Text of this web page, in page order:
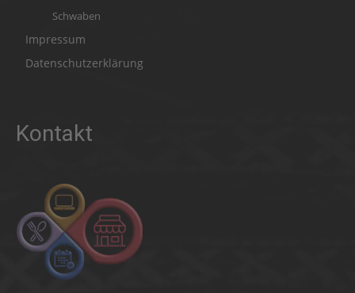
Schwaben
Impressum
Datenschutzerklärung
Kontakt